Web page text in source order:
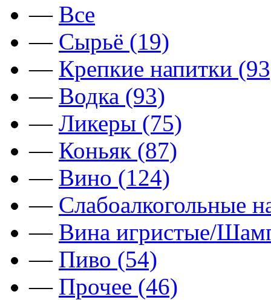
— Все
— Сырьё (19)
— Крепкие напитки
— Водка (93)
— Ликеры (75)
— Коньяк (87)
— Вино (124)
— Слабоалкогольные
— Вина игристые/
— Пиво (54)
— Прочее (46)